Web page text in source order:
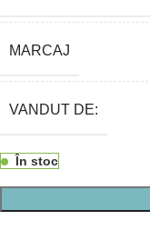
MARCAJ
VANDUT DE:
În stoc